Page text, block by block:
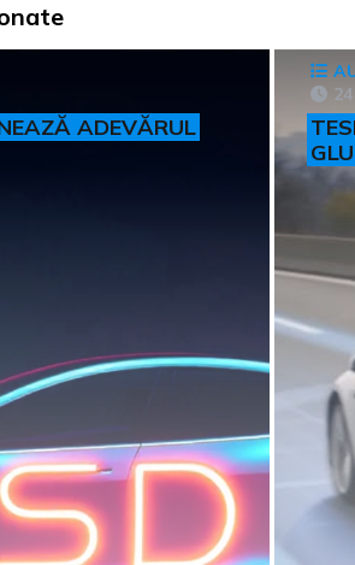
ADEVĂRUL